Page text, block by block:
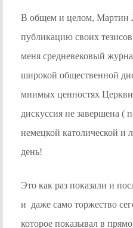
В общем и целом, Мартин
публикацию своих
меня средневековый
широкой общественной
мнимых ценностях Церкви.
дискуссия не завершена (
немецкой католической и
день!
Это как раз показали и
и даже само торжество
которое показывал в